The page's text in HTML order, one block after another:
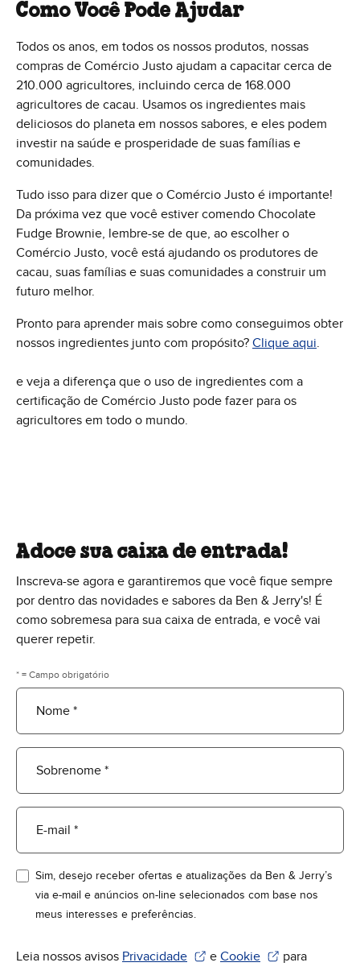
Como Você Pode Ajudar
Todos os anos, em todos os nossos produtos, nossas
compras de Comércio Justo ajudam a capacitar cerca de
210.000 agricultores, incluindo cerca de 168.000
agricultores de cacau. Usamos os ingredientes mais
deliciosos do planeta em nossos sabores, e eles podem
investir na saúde e prosperidade de suas famílias e
comunidades.
Tudo isso para dizer que o Comércio Justo é importante!
Da próxima vez que você estiver comendo Chocolate
Fudge Brownie, lembre-se de que, ao escolher o
Comércio Justo, você está ajudando os produtores de
cacau, suas famílias e suas comunidades a construir um
futuro melhor.
Pronto para aprender mais sobre como conseguimos obter
nossos ingredientes junto com propósito? Clique aqui.
e veja a diferença que o uso de ingredientes com a
certificação de Comércio Justo pode fazer para os
agricultores em todo o mundo.
Adoce sua caixa de entrada!
Inscreva-se agora e garantiremos que você fique sempre
por dentro das novidades e sabores da Ben & Jerry's! É
como sobremesa para sua caixa de entrada, e você vai
querer repetir.
* = Campo obrigatório
Nome *
Sobrenome *
E-mail *
Sim, desejo receber ofertas e atualizações da Ben & Jerry’s
via e-mail e anúncios on-line selecionados com base nos
meus interesses e preferências.
Leia nossos avisos Privacidade
(Abre em uma nova janela)
e Cookie
(Abre em uma nova
para